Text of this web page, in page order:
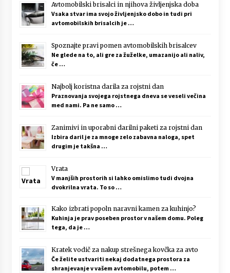
Avtomobilski brisalci in njihova življenjska doba
Vsaka stvar ima svojo življenjsko dobo in tudi pri
avtomobilskih brisalcih je …
Spoznajte pravi pomen avtomobilskih brisalcev
Ne glede na to, ali gre za žuželke, umazanijo ali naliv,
če …
Najbolj koristna darila za rojstni dan
Praznovanja svojega rojstnega dneva se veseli večina
med nami. Pa ne samo …
Zanimivi in uporabni darilni paketi za rojstni dan
Izbira daril je za mnoge zelo zabavna naloga, spet
drugim je takšna …
Vrata
V manjših prostorih si lahko omislimo tudi dvojna
dvokrilna vrata. To so …
Kako izbrati popoln naravni kamen za kuhinjo?
Kuhinja je prav poseben prostor v našem domu. Poleg
tega, da je …
Kratek vodič za nakup strešnega kovčka za avto
Če želite ustvariti nekaj dodatnega prostora za
shranjevanje v vašem avtomobilu, potem …